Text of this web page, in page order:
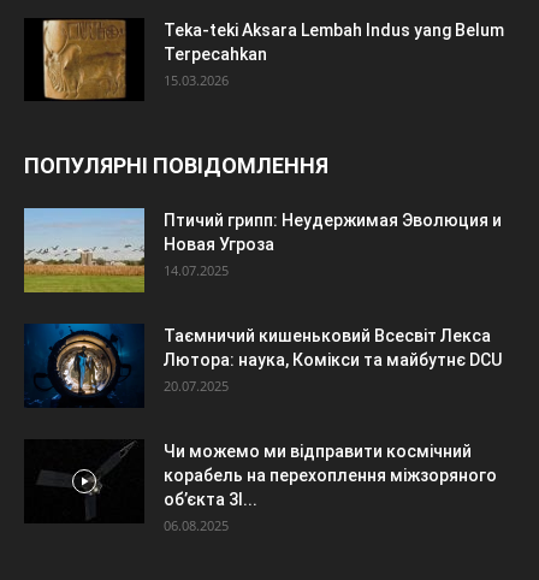
Teka-teki Aksara Lembah Indus yang Belum
Terpecahkan
15.03.2026
ПОПУЛЯРНІ ПОВІДОМЛЕННЯ
Птичий грипп: Неудержимая Эволюция и
Новая Угроза
14.07.2025
Таємничий кишеньковий Всесвіт Лекса
Лютора: наука, Комікси та майбутнє DCU
20.07.2025
Чи можемо ми відправити космічний
корабель на перехоплення міжзоряного
об’єкта 3I...
06.08.2025